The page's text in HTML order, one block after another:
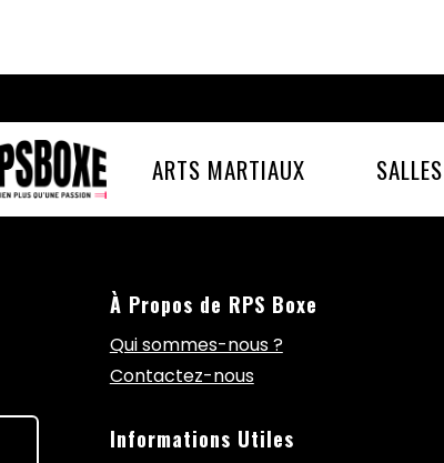
ARTS MARTIAUX SALLES
À Propos de RPS Boxe
Qui sommes-nous ?
Contactez-nous
Informations Utiles